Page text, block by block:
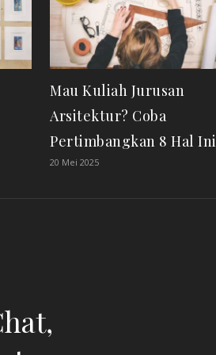
Mau Kuliah Jurusan
Arsitektur? Coba
Pertimbangkan 8 Hal Ini
20 Mei 2025